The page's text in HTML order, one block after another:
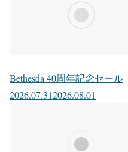
Bethesda 40周年記念セール
2026.07.312026.08.01